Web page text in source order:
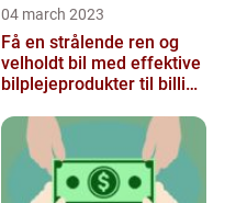
04 march 2023
Få en strålende ren og
velholdt bil med effektive
bilplejeprodukter til billige